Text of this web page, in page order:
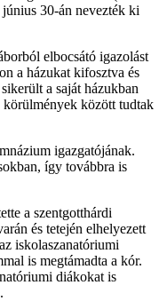
30-án nevezték ki
elbocsátó igazolást
a házukat kifosztva és
a saját házukban
között tudtak
igazgatójának.
így továbbra is
a szentgotthárdi
és tetején elhelyezett
iskolaszanatóriumi
is megtámadta a kór.
diákokat is